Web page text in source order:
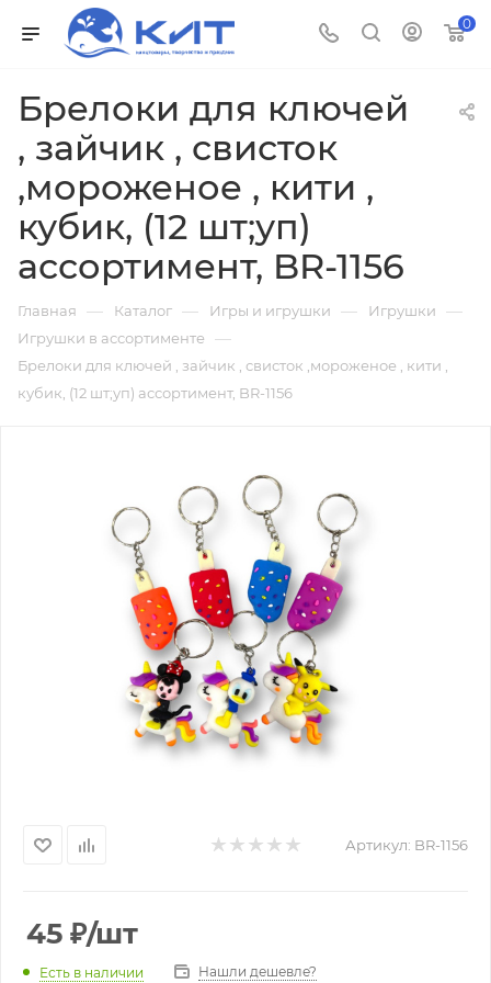
0
Брелоки для ключей
, зайчик , свисток
,мороженое , кити ,
кубик, (12 шт;уп)
ассортимент, BR-1156
Главная — Каталог — Игры и игрушки — Игрушки —
Игрушки в ассортименте —
Брелоки для ключей , зайчик , свисток ,мороженое , кити ,
кубик, (12 шт;уп) ассортимент, BR-1156
Артикул: BR-1156
45 ₽/шт
Есть в наличии Нашли дешевле?